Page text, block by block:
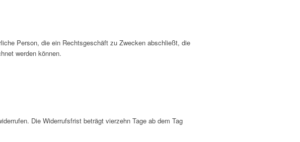
Person, die ein Rechtsgeschäft zu Zwecken abschließt, die
werden können.
Die Widerrufsfrist beträgt vierzehn Tage ab dem Tag